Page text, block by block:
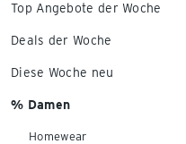
Top Angebote der Woche
Deals der Woche
Diese Woche neu
% Damen
Homewear